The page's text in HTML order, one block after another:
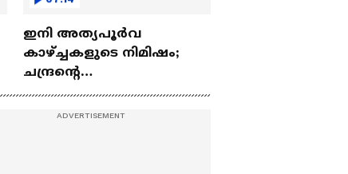
ഇനി അത്യപൂര്‍വ
കാഴ്ച്ചകളുടെ നിമിഷം;
ചന്ദ്രന്റെ
മറുപുറത്തേക്കുള്ള
ഒറിയോണിന്റെ യാത്ര